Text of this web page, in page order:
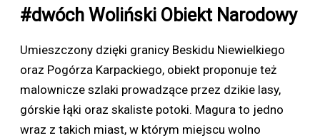
#dwóch Woliński Obiekt Narodowy
Umieszczony dzięki granicy Beskidu Niewielkiego
oraz Pogórza Karpackiego, obiekt proponuje też
malownicze szlaki prowadzące przez dzikie lasy,
górskie łąki oraz skaliste potoki. Magura to jedno
wraz z takich miast, w którym miejscu wolno